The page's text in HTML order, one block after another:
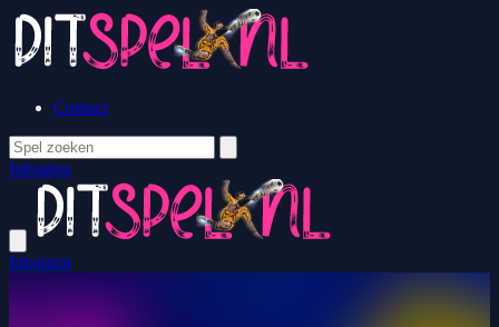
Contact
Inloggen
Inloggen